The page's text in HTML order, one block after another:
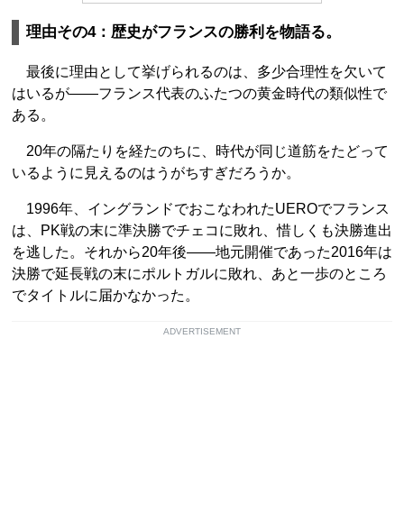
理由その4：歴史がフランスの勝利を物語る。
最後に理由として挙げられるのは、多少合理性を欠いて
はいるが――フランス代表のふたつの黄金時代の類似性で
ある。
20年の隔たりを経たのちに、時代が同じ道筋をたどって
いるように見えるのはうがちすぎだろうか。
1996年、イングランドでおこなわれたUEROでフランス
は、PK戦の末に準決勝でチェコに敗れ、惜しくも決勝進出
を逃した。それから20年後――地元開催であった2016年は
決勝で延長戦の末にポルトガルに敗れ、あと一歩のところ
でタイトルに届かなかった。
ADVERTISEMENT